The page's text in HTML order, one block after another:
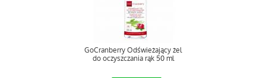
GoCranberry Odświeżający żel
do oczyszczania rąk 50 ml